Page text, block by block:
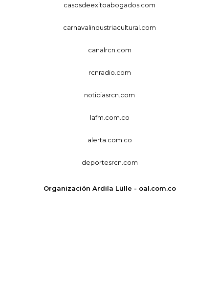
casosdeexitoabogados.com
carnavalindustriacultural.com
canalrcn.com
rcnradio.com
noticiasrcn.com
lafm.com.co
alerta.com.co
deportesrcn.com
Organización Ardila Lülle - oal.com.co